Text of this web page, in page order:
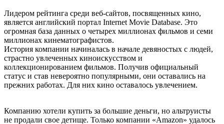
Лидером рейтинга среди веб-сайтов, посвященных кино,
является английский портал Internet Movie Database. Это
огромная база данных о четырех миллионах фильмов и семи
миллионах кинематографистов.
История компании начиналась в начале девяностых с людей,
страстно увлеченных киноискусством и
коллекционированием фильмов. Получив официальный
статус и став невероятно популярными, они оставались на
прежних работах. Для них кино оставалось увлечением.
Компанию хотели купить за большие деньги, но альтруисты
не продали свое детище. Только компании «Amazon» удалось